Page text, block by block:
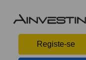
Registe-se